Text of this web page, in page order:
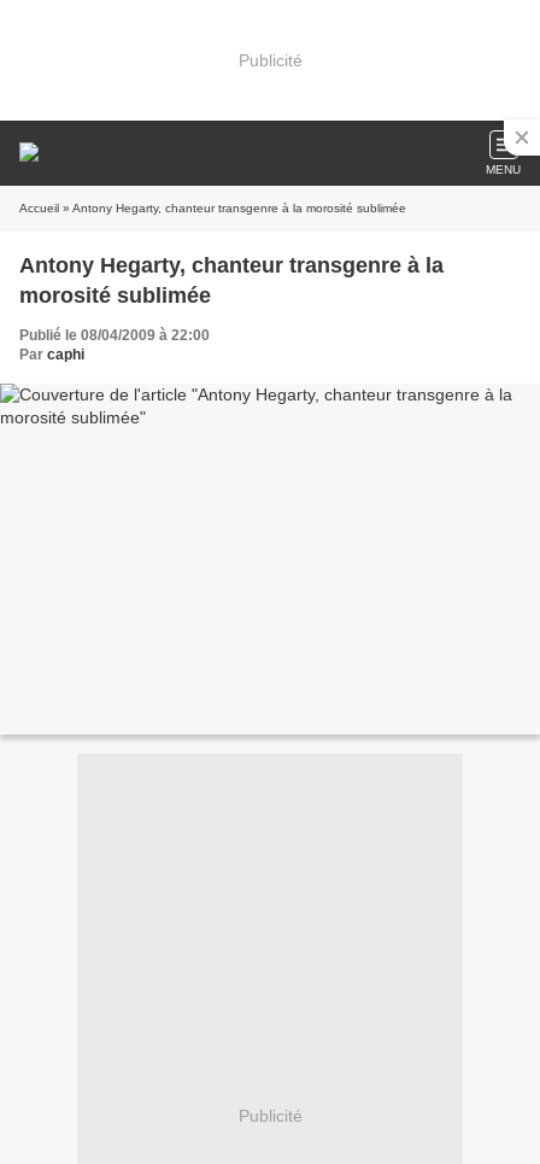
Publicité
MENU
Accueil » Antony Hegarty, chanteur transgenre à la morosité sublimée
Antony Hegarty, chanteur transgenre à la
morosité sublimée
Publié le 08/04/2009 à 22:00
Par caphi
Publicité